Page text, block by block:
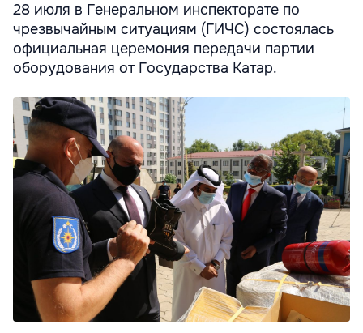
28 июля в Генеральном инспекторате по
чрезвычайным ситуациям (ГИЧС) состоялась
официальная церемония передачи партии
оборудования от Государства Катар.